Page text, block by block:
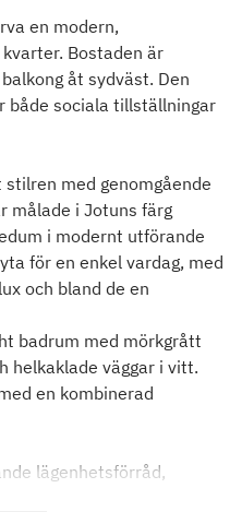
en modern,
Bostaden är
åt sydväst. Den
både sociala tillställningar
med genomgående
målade i Jotuns färg
i modernt utförande
för en enkel vardag, med
och bland de en
badrum med mörkgrått
helkaklade väggar i vitt.
en kombinerad
lägenhetsförråd,